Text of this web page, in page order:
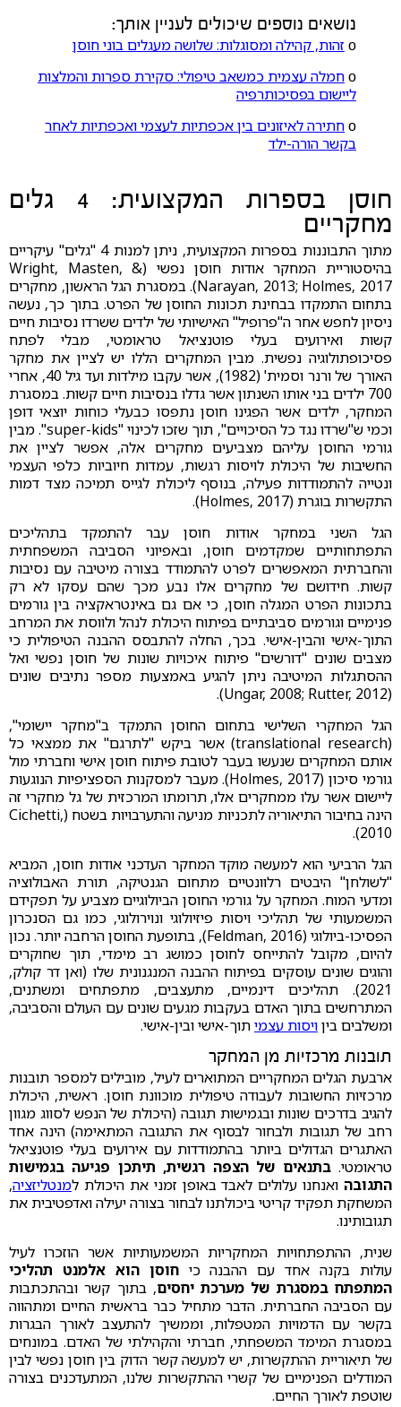
נושאים נוספים שיכולים לעניין אותך:
ο זהות, קהילה ומסוגלות: שלושה מעגלים בוני חוסן
οחמלה עצמית כמשאב טיפולי: סקירת ספרות והמלצות
ליישום בפסיכותרפיה
οחתירה לאיזונים בין אכפתיות לעצמי ואכפתיות לאחר
בקשר הורה-ילד
חוסן בספרות המקצועית: 4 גלים
מחקריים
מתוך התבוננות בספרות המקצועית, ניתן למנות 4 "גלים" עיקריים
בהיסטוריית המחקר אודות חוסן נפשי (Wright, Masten, &
Narayan, 2013; Holmes, 2017). במסגרת הגל הראשון, מחקרים
בתחום התמקדו בבחינת תכונות החוסן של הפרט. בתוך כך, נעשה
ניסיון לחפש אחר ה"פרופיל" האישיותי של ילדים ששרדו נסיבות חיים
קשות ואירועים בעלי פוטנציאל טראומטי, מבלי לפתח
פסיכופתולוגיה נפשית. מבין המחקרים הללו יש לציין את מחקר
האורך של ורנר וסמית' (1982), אשר עקבו מילדות ועד גיל 40, אחרי
700 ילדים בני אותו השנתון אשר גדלו בנסיבות חיים קשות. במסגרת
המחקר, ילדים אשר הפגינו חוסן נתפסו כבעלי כוחות יוצאי דופן
וכמי ש"שרדו נגד כל הסיכויים", תוך שזכו לכינוי "super-kids". מבין
גורמי החוסן עליהם מצביעים מחקרים אלה, אפשר לציין את
החשיבות של היכולת לויסות רגשות, עמדות חיוביות כלפי העצמי
ונטייה להתמודדות פעילה, בנוסף ליכולת לגייס תמיכה מצד דמות
התקשרות בוגרת (Holmes, 2017).
הגל השני במחקר אודות חוסן עבר להתמקד בתהליכים
התפתחותיים שמקדמים חוסן, ובאפיוני הסביבה המשפחתית
והחברתית המאפשרים לפרט להתמודד בצורה מיטיבה עם נסיבות
קשות. חידושם של מחקרים אלו נבע מכך שהם עסקו לא רק
בתכונות הפרט המגלה חוסן, כי אם גם באינטראקציה בין גורמים
פנימיים וגורמים סביבתיים בפיתוח היכולת לנהל ולווסת את המרחב
התוך-אישי והבין-אישי. בכך, החלה להתבסס ההבנה הטיפולית כי
מצבים שונים "דורשים" פיתוח איכויות שונות של חוסן נפשי ואל
ההסתגלות המיטיבה ניתן להגיע באמצעות מספר נתיבים שונים
(Ungar, 2008; Rutter, 2012).
הגל המחקרי השלישי בתחום החוסן התמקד ב"מחקר יישומי",
(translational research) אשר ביקש "לתרגם" את ממצאי כל
אותם המחקרים שנעשו בעבר לטובת פיתוח חוסן אישי וחברתי מול
גורמי סיכון (Holmes, 2017). מעבר למסקנות הספציפיות הנוגעות
ליישום אשר עלו ממחקרים אלו, תרומתו המרכזית של גל מחקרי זה
הינה בחיבור התיאוריה לתכניות מניעה והתערבויות בשטח (Cichetti,
2010).
הגל הרביעי הוא למעשה מוקד המחקר העדכני אודות חוסן, המביא
"לשולחן" היבטים רלוונטיים מתחום הגנטיקה, תורת האבולוציה
ומדעי המוח. המחקר על גורמי החוסן הביולוגיים מצביע על תפקידם
המשמעותי של תהליכי ויסות פיזיולוגי ונוירולוגי, כמו גם הסנכרון
הפסיכו-ביולוגי (Feldman, 2016), בתופעת החוסן הרחבה יותר. נכון
להיום, מקובל להתייחס לחוסן כמושג רב מימדי, תוך שחוקרים
והוגים שונים עוסקים בפיתוח ההבנה המנגנונית שלו (ואן דר קולק,
2021). תהליכים דינמיים, מתעצבים, מתפתחים ומשתנים,
המתרחשים בתוך האדם בעקבות מגעים שונים עם העולם והסביבה,
ומשלבים ביןויסות עצמיתוך-אישי ובין-אישי.
תובנות מרכזיות מן המחקר
ארבעת הגלים המחקריים המתוארים לעיל, מובילים למספר תובנות
מרכזיות החשובות לעבודה טיפולית מוכוונת חוסן. ראשית, היכולת
להגיב בדרכים שונות ובגמישות תגובה (היכולת של הנפש לסווג מגוון
רחב של תגובות ולבחור לבסוף את התגובה המתאימה) הינה אחד
האתגרים הגדולים ביותר בהתמודדות עם אירועים בעלי פוטנציאל
טראומטי.בתנאים של הצפה רגשית, תיתכן פגיעה בגמישות
התגובה ואנחנו עלולים לאבד באופן זמני את היכולת למנטליזציה,
המשחקת תפקיד קריטי ביכולתנו לבחור בצורה יעילה ואדפטיבית את
תגובותינו.
שנית, ההתפתחויות המחקריות המשמעותיות אשר הוזכרו לעיל
עולות בקנה אחד עם ההבנה כיחוסן הוא אלמנט תהליכי
המתפתח במסגרת של מערכת יחסים, בתוך קשר ובהתכתבות
עם הסביבה החברתית. הדבר מתחיל כבר בראשית החיים ומתהווה
בקשר עם הדמויות המטפלות, וממשיך להתעצב לאורך הבגרות
במסגרת המימד המשפחתי, חברתי והקהילתי של האדם. במונחים
של תיאוריית ההתקשרות, יש למעשה קשר הדוק בין חוסן נפשי לבין
המודלים הפנימיים של קשרי ההתקשרות שלנו, המתעדכנים בצורה
שוטפת לאורך החיים.